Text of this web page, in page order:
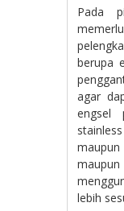
Pada
berupa
agar
engsel
lebih